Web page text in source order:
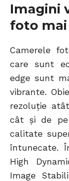
Imagini
foto mai
Camerele
care sunt
edge sunt
vibrante.
rezoluție
cât și de pe
calitate
întunecate.
High
Image